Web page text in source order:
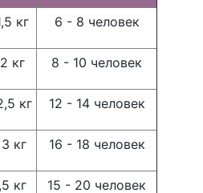
кг 6 - 8 человек
кг 8 - 10 человек
кг 12 - 14 человек
кг 16 - 18 человек
кг 15 - 20 человек